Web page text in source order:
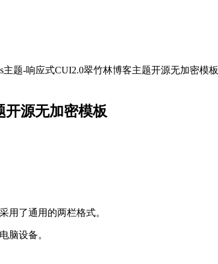
主题-响应式CUI2.0翠竹林博客主题开源无加密模板
开源无加密模板
用了通用的两栏格式。
脑设备。